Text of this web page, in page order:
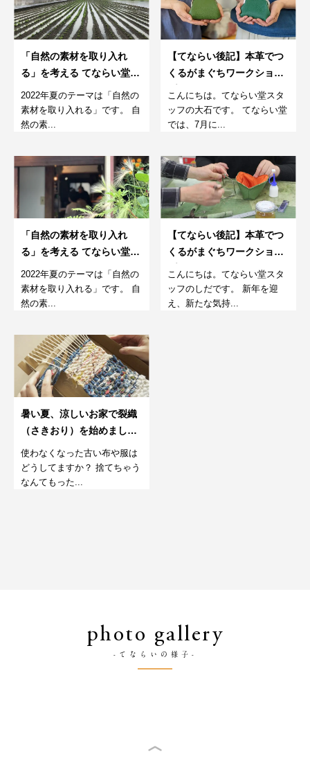
「自然の素材を取り入れ
る」を考える てならい堂の
9月
2022年夏のテーマは「自然の
素材を取り入れる」です。 自
然の素...
【てならい後記】本革でつ
くるがまぐちワークショッ
プ
こんにちは。てならい堂スタ
ッフの大石です。 てならい堂
では、7月に...
「自然の素材を取り入れ
る」を考える てならい堂の
8月。
2022年夏のテーマは「自然の
素材を取り入れる」です。 自
然の素...
【てならい後記】本革でつ
くるがまぐちワークショッ
プ
こんにちは。てならい堂スタ
ッフのしだです。 新年を迎
え、新たな気持...
暑い夏、涼しいお家で裂織
（さきおり）を始めましょ
う。
使わなくなった古い布や服は
どうしてますか？ 捨てちゃう
なんてもった...
photo gallery
-てならいの様子-